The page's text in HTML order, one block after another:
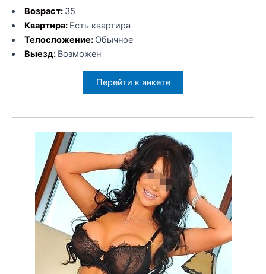
Возраст: 35
Квартира: Есть квартира
Телосложение: Обычное
Выезд: Возможен
Перейти к анкете